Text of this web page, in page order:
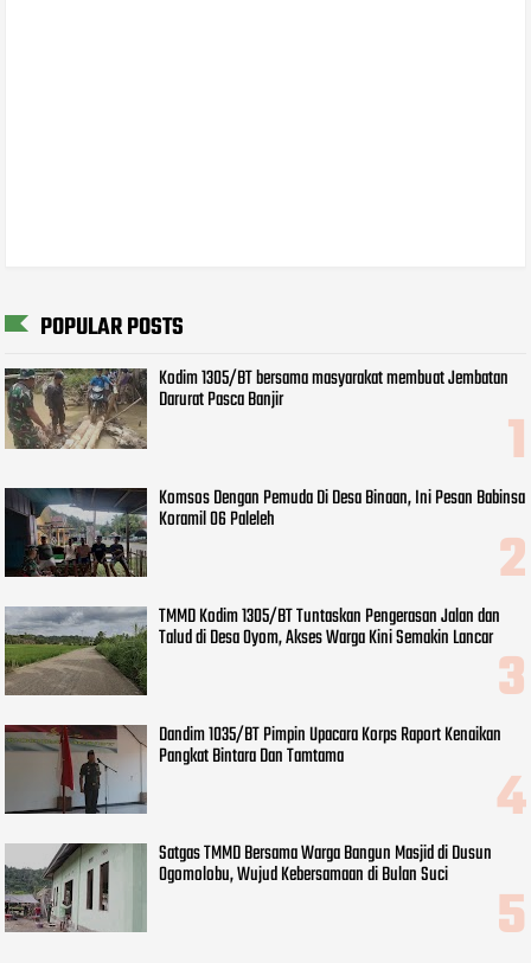
POPULAR POSTS
Kodim 1305/BT bersama masyarakat membuat Jembatan
Darurat Pasca Banjir
Komsos Dengan Pemuda Di Desa Binaan, Ini Pesan Babinsa
Koramil 06 Paleleh
TMMD Kodim 1305/BT Tuntaskan Pengerasan Jalan dan
Talud di Desa Oyom, Akses Warga Kini Semakin Lancar
Dandim 1035/BT Pimpin Upacara Korps Raport Kenaikan
Pangkat Bintara Dan Tamtama
Satgas TMMD Bersama Warga Bangun Masjid di Dusun
Ogomolobu, Wujud Kebersamaan di Bulan Suci